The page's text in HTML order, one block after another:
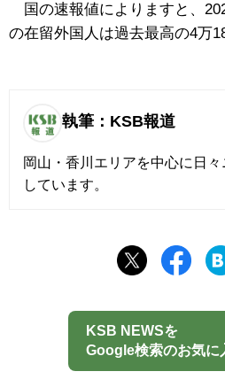
国の速報値によりますと、
の在留外国人は過去最高の4万
執筆：KSB報道
岡山・香川エリアを中心に日
しています。
KSB NEWSを
Google検索のお気に